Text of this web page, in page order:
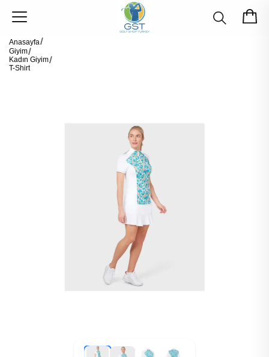
Anasayfa
Giyim
Kadın Giyim
T-Shirt